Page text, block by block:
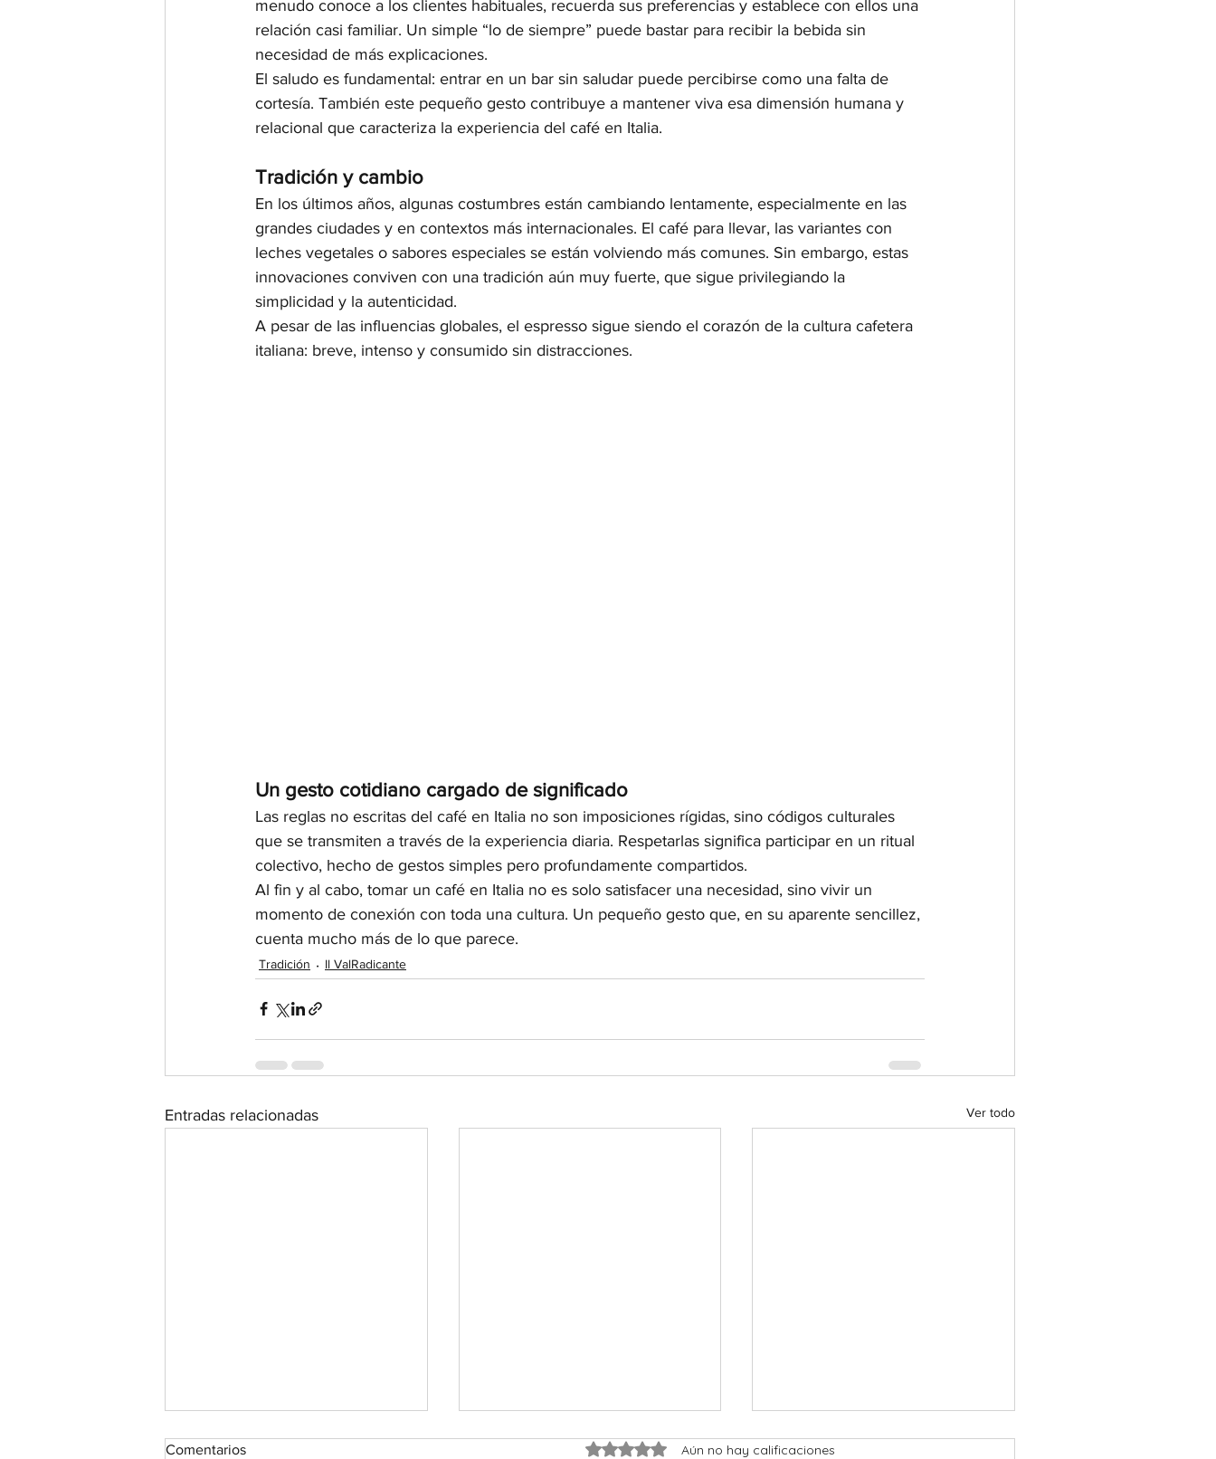
menudo conoce a los clientes habituales, recuerda sus preferencias y establece con ellos una
relación casi familiar. Un simple “lo de siempre” puede bastar para recibir la bebida sin
necesidad de más explicaciones.
El saludo es fundamental: entrar en un bar sin saludar puede percibirse como una falta de
cortesía. También este pequeño gesto contribuye a mantener viva esa dimensión humana y
relacional que caracteriza la experiencia del café en Italia.
Tradición y cambio
En los últimos años, algunas costumbres están cambiando lentamente, especialmente en las
grandes ciudades y en contextos más internacionales. El café para llevar, las variantes con
leches vegetales o sabores especiales se están volviendo más comunes. Sin embargo, estas
innovaciones conviven con una tradición aún muy fuerte, que sigue privilegiando la
simplicidad y la autenticidad.
A pesar de las influencias globales, el espresso sigue siendo el corazón de la cultura cafetera
italiana: breve, intenso y consumido sin distracciones.
Un gesto cotidiano cargado de significado
Las reglas no escritas del café en Italia no son imposiciones rígidas, sino códigos culturales
que se transmiten a través de la experiencia diaria. Respetarlas significa participar en un ritual
colectivo, hecho de gestos simples pero profundamente compartidos.
Al fin y al cabo, tomar un café en Italia no es solo satisfacer una necesidad, sino vivir un
momento de conexión con toda una cultura. Un pequeño gesto que, en su aparente sencillez,
cuenta mucho más de lo que parece.
Tradición Il ValRadicante
Entradas relacionadas Ver todo
Comentarios Obtuvo 0 de 5 estrellas.Aún no hay calificaciones